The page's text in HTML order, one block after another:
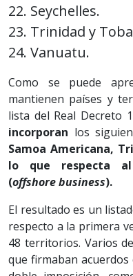
22. Seychelles.
23. Trinidad y
24. Vanuatu.
Como se puede
mantienen países y
lista del Real Decreto
incorporan los
Samoa Americana,
lo que respecta
(offshore business).
El resultado es un
respecto a la primera
48 territorios. Varios
que firmaban